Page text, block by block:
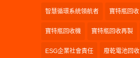
智慧循環系統領航者 寶特瓶回收
寶特瓶回收機 寶特瓶回收再製
ESG企業社會責任 廢乾電池回收